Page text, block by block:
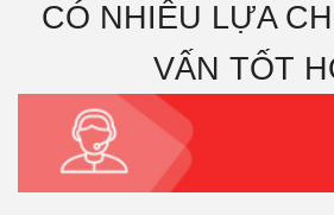
CÓ NHIỀU LỰA
VẤN TỐT